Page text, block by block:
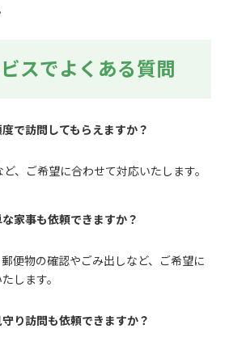
スでよくある質問
で訪問してもらえますか？
、ご希望に合わせて対応いたします。
家事も依頼できますか？
便物の確認やごみ出しなど、ご希望に
します。
り訪問も依頼できますか？